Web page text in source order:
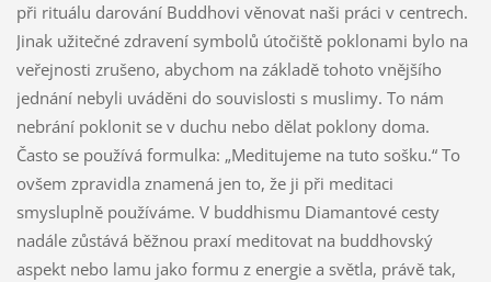
při rituálu darování Buddhovi věnovat naši práci v centrech.
Jinak užitečné zdravení symbolů útočiště poklonami bylo na
veřejnosti zrušeno, abychom na základě tohoto vnějšího
jednání nebyli uváděni do souvislosti s muslimy. To nám
nebrání poklonit se v duchu nebo dělat poklony doma.
Často se používá formulka: „Meditujeme na tuto sošku.“ To
ovšem zpravidla znamená jen to, že ji při meditaci
smysluplně používáme. V buddhismu Diamantové cesty
nadále zůstává běžnou praxí meditovat na buddhovský
aspekt nebo lamu jako formu z energie a světla, právě tak,